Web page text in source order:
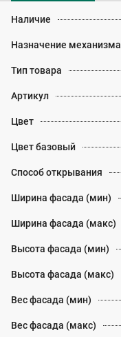
Наличие
Назначение механизма
Тип товара
Артикул
Цвет
Цвет базовый
Способ открывания
Ширина фасада (мин)
Ширина фасада (макс)
Высота фасада (мин)
Высота фасада (макс)
Вес фасада (мин)
Вес фасада (макс)